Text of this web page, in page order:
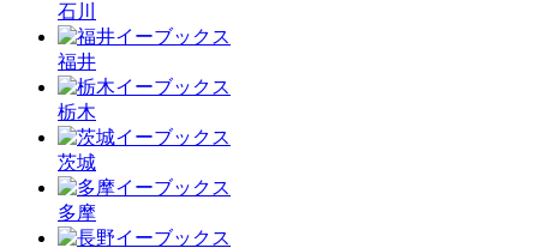
石川
福井
栃木
茨城
多摩